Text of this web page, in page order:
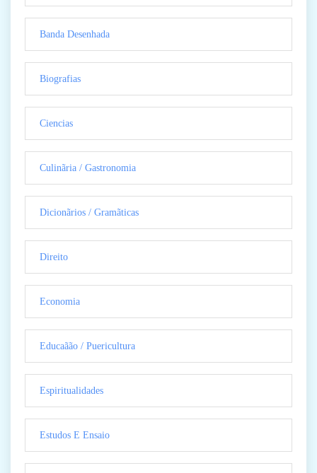
Banda Desenhada
Biografias
Ciencias
Culinãria / Gastronomia
Dicionãrios / Gramãticas
Direito
Economia
Educaãão / Puericultura
Espiritualidades
Estudos E Ensaio